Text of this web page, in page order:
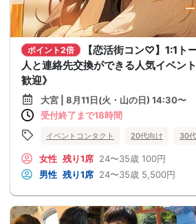
ポイント2倍
【恋活街コン♡】1:1ト
人と連絡先交換ができる人気イベン
歓迎》
大宮 | 8月11日(火・山の日) 14:30〜
受付終了まで18時間
イベントコンタクト 20代向け 30
女性 残り1席 24〜35歳 100円
男性 残り1席 24〜35歳 5,500円